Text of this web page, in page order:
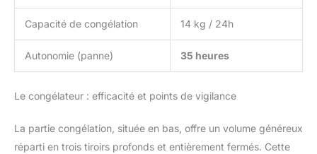
Capacité de congélation 14 kg / 24h
Autonomie (panne) 35 heures
Le congélateur : efficacité et points de vigilance
La partie congélation, située en bas, offre un volume généreux
réparti en trois tiroirs profonds et entièrement fermés. Cette